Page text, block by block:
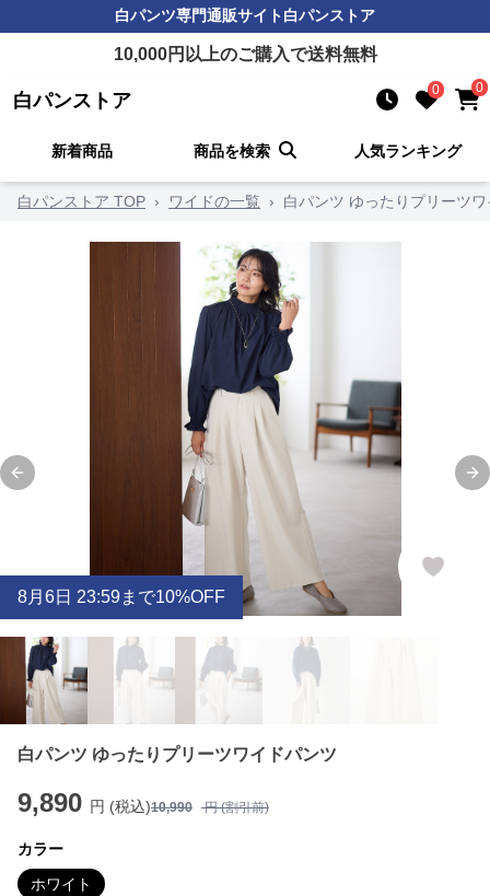
白パンツ専門通販サイト白パンストア
10,000円以上のご購入で送料無料
白パンストア 0 0
新着商品 商品を検索 人気ランキング
白パンストア TOP › ワイドの一覧 › 白パンツ ゆったりプリーツ
Previous slide
8月 6日 23:59まで10%OFF
白パンツ ゆったりプリーツワイドパンツ
9,890 円 (税込)10,990 円 (割引前)
カラー
ホワイト